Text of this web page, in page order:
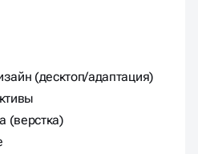
(десктоп/адаптация)
(верстка)